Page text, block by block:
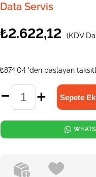
Data Servis
₺2.622,12 (KDV
₺874,04 'den başlayan